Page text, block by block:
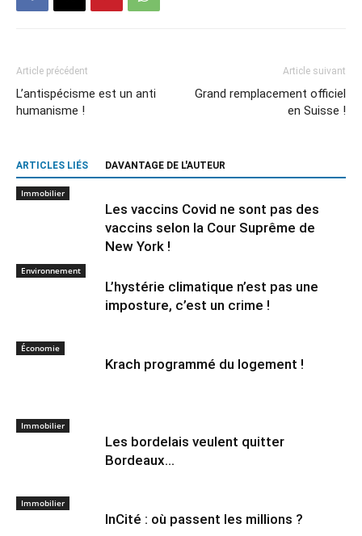
Article précédent
L’antispécisme est un anti
humanisme !
Article suivant
Grand remplacement officiel
en Suisse !
ARTICLES LIÉS DAVANTAGE DE L'AUTEUR
Immobilier
Les vaccins Covid ne sont pas des
vaccins selon la Cour Suprême de
New York !
Environnement
L’hystérie climatique n’est pas une
imposture, c’est un crime !
Économie
Krach programmé du logement !
Immobilier
Les bordelais veulent quitter
Bordeaux…
Immobilier
InCité : où passent les millions ?